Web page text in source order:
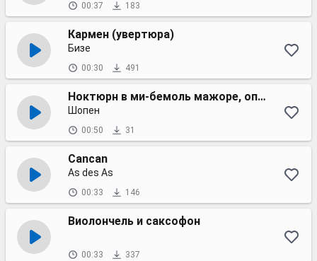
00:37 183
Кармен (увертюра)
Бизе
00:30 491
Ноктюрн в ми-бемоль мажоре, оп. 9, № 2
Шопен
00:50 31
Cancan
As des As
00:33 146
Виолончель и саксофон
00:33 337